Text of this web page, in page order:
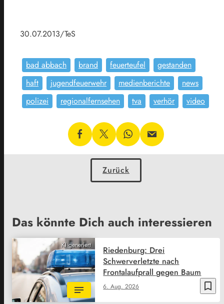
30.07.2013/TeS
bad abbach brand feuerteufel
gestanden
haft
jugendfeuerwehr medienberichte
news
polizei
regionalfernsehen tva verhör video
Zurück
Das könnte Dich auch interessieren
KI generiert
bookmark_border
6. Aug. 2026
Riedenburg: Drei
Schwerverletzte nach
Frontalaufprall gegen Baum